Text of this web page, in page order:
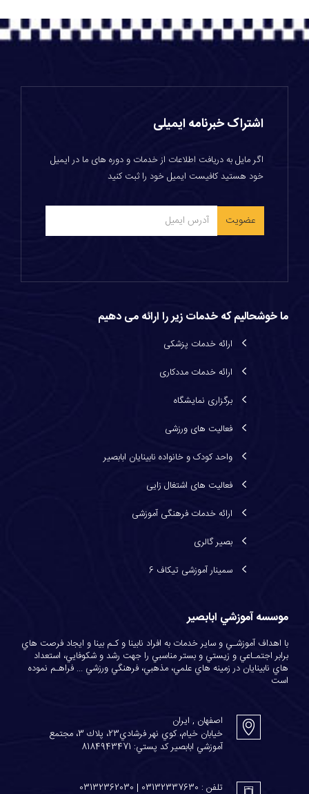
اشتراک خبرنامه ایمیلی
اگر مایل به دریافت اطلاعات از خدمات و دوره های ما در ایمیل
خود هستید کافیست ایمیل خود را ثبت کنید
ما خوشحالیم که خدمات زیر را ارائه می دهیم
ارائه خدمات پزشكی
ارائه خدمات مددكاری
برگزاری نمایشگاه
فعالیت های ورزشی
واحد کودک و خانواده نابینایان ابابصیر
فعاليت های اشتغال زايی
ارائه خدمات فرهنگی آموزشی
بصیر گالری
سمینار آموزشی تیکاف 6
موسسه آموزشي ابابصير
با اهداف آموزشـي و ساير خدمات به افراد نابينا و كـم بينا و ايجاد فرصت هاي
برابر اجتمـاعي و زيستي و بستر مناسبي را جهت رشد و شكوفايي، استعداد
هاي نابينايان در زمينه هاي علمي، مذهبي، فرهنگي ورزشي ... فراهـم نموده
است
اصفهان , ایران
خيابان خيام، كوي نهر فرشادي23، پلاك 3، مجتمع
آموزشي ابابصير كد پستي: 8184943471
تلفن : 03132337630 | 03132362030